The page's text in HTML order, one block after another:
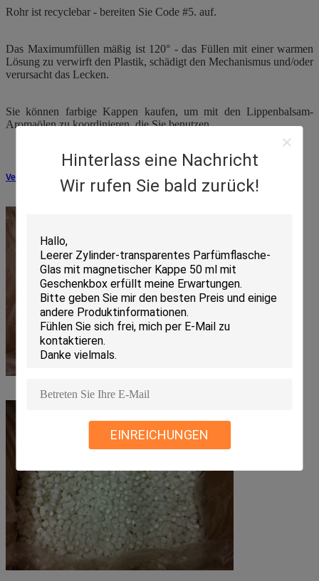
Hinterlass eine Nachricht
Wir rufen Sie bald zurück!
EINREICHUNGEN
Rohr ist recyclebar - bereiten Sie Code #5. auf.
Das Maximumfüllen mäßig ist 120° - das Füllen mit einer warmen
Lösung zu verwirft den Plastik, schädigt den Mechanismus und/oder
verursacht das Lecken.
Sie können farbige Kappen kaufen, um mit den Lippenbalsam-
Aromaölen zu koordinieren, die Sie benutzen.
Verpacken